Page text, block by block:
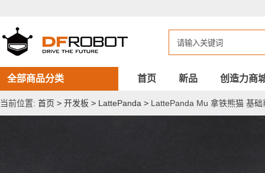
铁
熊
猫
基
础
载
板
全部商品分类 首页 新品 创造力商
当前位置: 首页 > 开发板 > LattePanda > LattePanda Mu 拿铁熊猫 基础